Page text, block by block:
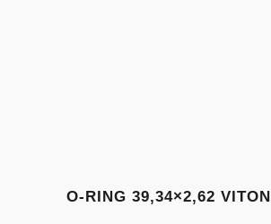
O-RING 39,34×2,62 VITON